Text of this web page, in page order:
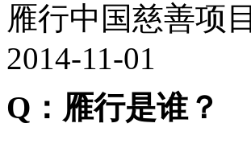
雁行中国慈善项目
2014-11-01
Q：雁行是谁？